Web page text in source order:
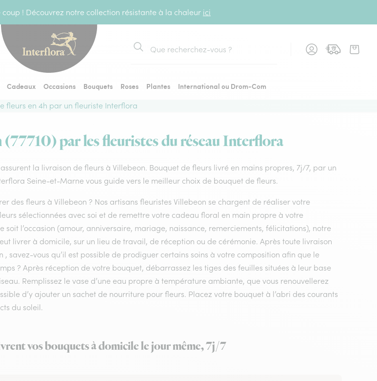
coup ! Découvrez notre collection résistante à la chaleur ici
Rechercher
Cadeaux Occasions Bouquets Roses Plantes
International ou Drom-Com
fleurs en 4h par un fleuriste Interflora
par les fleuristes du réseau Interflora
la livraison de fleurs à Villebeon. Bouquet de fleurs livré en mains propres, 7j/7, par un
Seine-et-Marne vous guide vers le meilleur choix de bouquet de fleurs.
des fleurs à Villebeon ? Nos artisans fleuristes Villebeon se chargent de réaliser votre
sélectionnées avec soi et de remettre votre cadeau floral en main propre à votre
soit l’occasion (amour, anniversaire, mariage, naissance, remerciements, félicitations), notre
livrer à domicile, sur un lieu de travail, de réception ou de cérémonie. Après toute livraison
, savez-vous qu’il est possible de prodiguer certains soins à votre composition afin que le
? Après réception de votre bouquet, débarrassez les tiges des feuilles situées à leur base
Remplissez le vase d’une eau propre à température ambiante, que vous renouvellerez
d’y ajouter un sachet de nourriture pour fleurs. Placez votre bouquet à l’abri des courants
du soleil.
vos bouquets à domicile le jour même, 7j/7